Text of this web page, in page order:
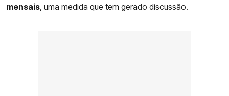
mensais , uma medida que tem gerado discussão.